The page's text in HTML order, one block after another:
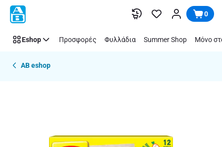
Παράλειψη 0
Eshop Προσφορές Φυλλάδια Summer Shop Μόνο
AB eshop